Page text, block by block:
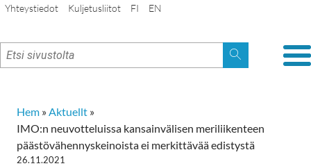
Yhteystiedot Kuljetusliitot FI EN
Hem »Aktuellt »
IMO:n neuvotteluissa kansainvälisen meriliikenteen
päästövähennyskeinoista ei merkittävää edistystä
26.11.2021